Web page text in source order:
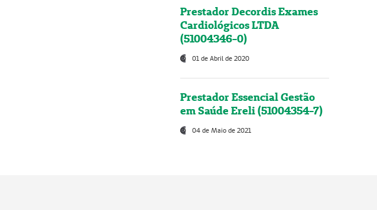
Prestador Decordis Exames
Cardiológicos LTDA
(51004346-0)
01 de Abril de 2020
Prestador Essencial Gestão
em Saúde Ereli (51004354-7)
04 de Maio de 2021